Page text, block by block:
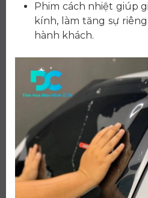
Phim cách nhiệt giúp
kính, làm tăng sự
hành khách.